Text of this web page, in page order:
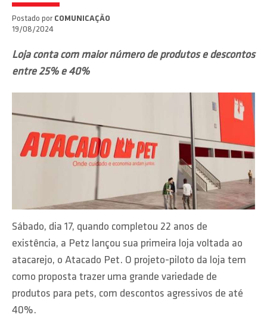
Postado por COMUNICAÇÃO
19/08/2024
Loja conta com maior número de produtos e descontos
entre 25% e 40%
Sábado, dia 17, quando completou 22 anos de
existência, a Petz lançou sua primeira loja voltada ao
atacarejo, o Atacado Pet. O projeto-piloto da loja tem
como proposta trazer uma grande variedade de
produtos para pets, com descontos agressivos de até
40%.